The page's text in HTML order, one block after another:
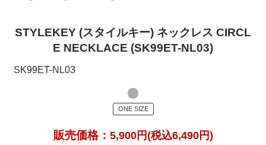
STYLEKEY (スタイルキー) ネックレス CIRCL
E NECKLACE (SK99ET-NL03)
SK99ET-NL03
ONE SIZE
販売価格： 5,900円(税込6,490円)